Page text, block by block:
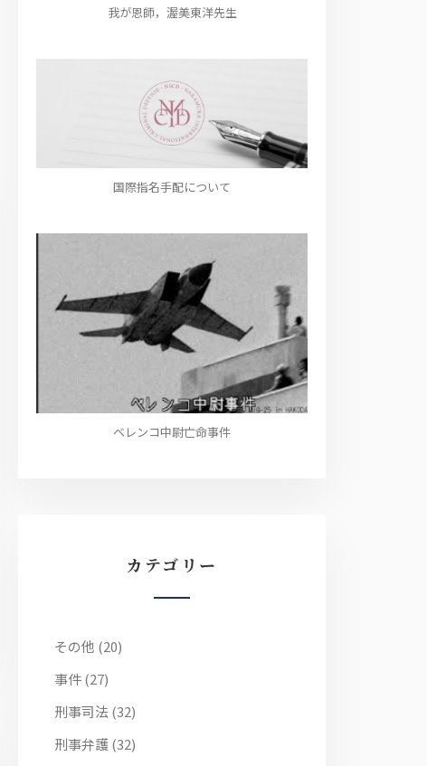
我が恩師，渥美東洋先生
国際指名手配について
ベレンコ中尉亡命事件
カテゴリー
その他 (20)
事件(27)
刑事司法(32)
刑事弁護(32)